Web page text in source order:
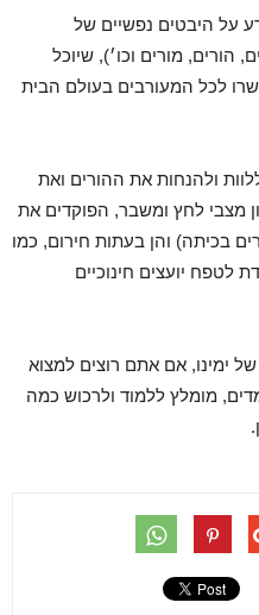
על היבטים נפשיים של
הורים, מורים וכו׳), שיוכל
לכל המעורבים בעולם הבית
ולהנחות את ההורים ואת
מצבי לחץ ומשבר, הפוקדים את
בכיתה) והן בעתות חירום, כמו
לטפח יועצים חינוכיים
ימינו, אם אתם רוצים למצוא
מומלץ ללמוד ולרכוש כמה